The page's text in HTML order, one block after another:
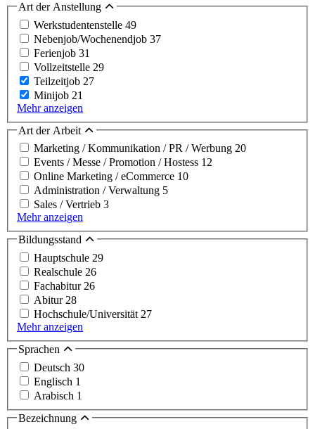
Art der Anstellung
Werkstudentenstelle 49
Nebenjob/Wochenendjob 37
Ferienjob 31
Vollzeitstelle 29
Teilzeitjob 27
Minijob 21
Mehr anzeigen
Art der Arbeit
Marketing / Kommunikation / PR / Werbung 20
Events / Messe / Promotion / Hostess 12
Online Marketing / eCommerce 10
Administration / Verwaltung 5
Sales / Vertrieb 3
Mehr anzeigen
Bildungsstand
Hauptschule 29
Realschule 26
Fachabitur 26
Abitur 28
Hochschule/Universität 27
Mehr anzeigen
Sprachen
Deutsch 30
Englisch 1
Arabisch 1
Bezeichnung